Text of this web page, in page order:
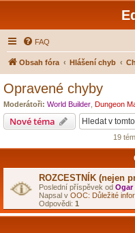
FAQ
Obsah fóra Hlášení chyb
Opravené chyby
Moderátoři: World Builder Dungeon
Nové téma
19
ROZCESTNÍK (nejen
Poslední příspěvek od Ogar
Napsal v OOC: Důležité
Odpovědi: 1